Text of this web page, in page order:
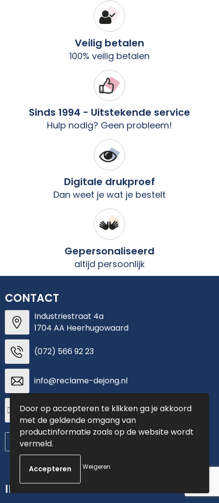
Veilig betalen
100% veilig betalen
Sinds 1994 - Uitstekende service
Hulp nodig? Geen probleem!
Digitale drukproef
Dan weet je wat je bestelt
Gepersonaliseerd
altijd persoonlijk
CONTACT
Industriestraat 4a
1704 AA Heerhugowaard
(072) 566 92 23
info@reclame-dejong.nl
37069536
Contacteer ons
INFORMATIE
Door op accepteren te klikken ga je akkoord
met de geldende omgang van
productinformatie zoals op de website wordt
vermeld.
Weigeren